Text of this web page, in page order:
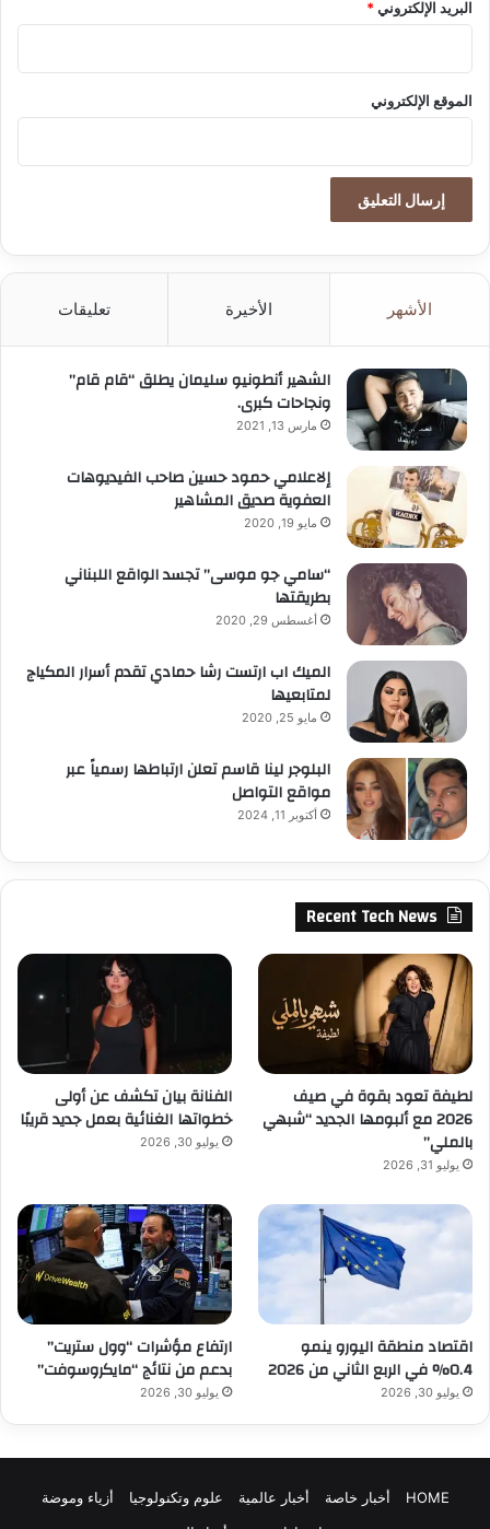
البريد الإلكتروني*
الموقع الإلكتروني
الأشهر الأخيرة تعليقات
الشهير أنطونيو سليمان يطلق “قام قام”
ونجاحات كبرى.
مارس 13, 2021
إلاعلامي حمود حسين صاحب الفيديوهات
العفوية صديق المشاهير
مايو 19, 2020
“سامي جو موسى” تجسد الواقع اللبناني
بطريقتها
أغسطس 29, 2020
الميك اب ارتست رشا حمادي تقدم أسرار المكياج
لمتابعيها
مايو 25, 2020
البلوجر لينا قاسم تعلن ارتباطها رسمياً عبر
مواقع التواصل
أكتوبر 11, 2024
Recent Tech News
لطيفة تعود بقوة في صيف
2026 مع ألبومها الجديد “شبهي
بالملي”
يوليو 31, 2026
الفنانة بيان تكشف عن أولى
خطواتها الغنائية بعمل جديد قريبًا
يوليو 30, 2026
اقتصاد منطقة اليورو ينمو
0.4% في الربع الثاني من 2026
يوليو 30, 2026
ارتفاع مؤشرات “وول ستريت”
بدعم من نتائج “مايكروسوفت”
يوليو 30, 2026
HOME أخبار خاصة أخبار عالمية علوم وتكنولوجيا
أزياء وموضة